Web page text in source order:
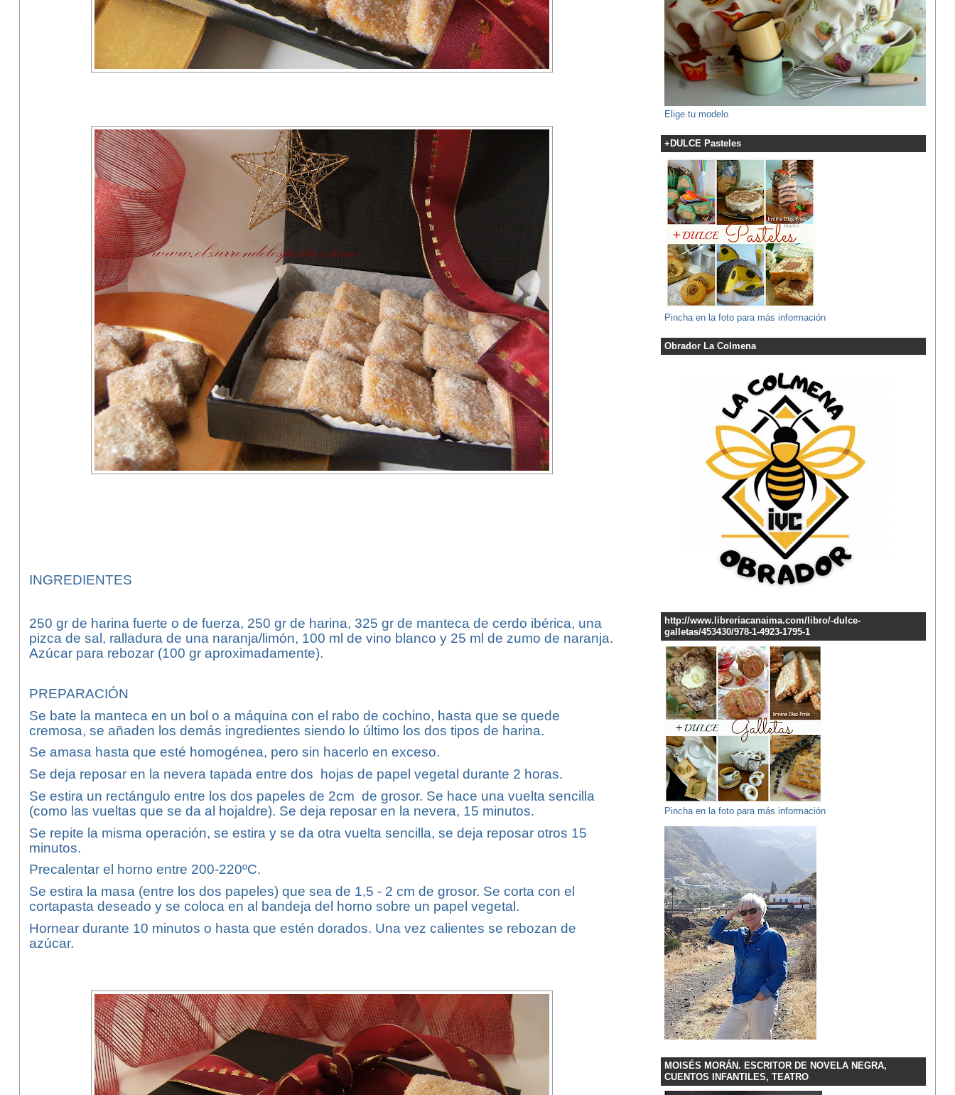
INGREDIENTES
250 gr de harina fuerte o de fuerza, 250 gr de harina, 325 gr de manteca de cerdo ibérica, una
pizca de sal, ralladura de una naranja/limón, 100 ml de vino blanco y 25 ml de zumo de naranja.
Azúcar para rebozar (100 gr aproximadamente).
PREPARACIÓN
Se bate la manteca en un bol o a máquina con el rabo de cochino, hasta que se quede
cremosa, se añaden los demás ingredientes siendo lo último los dos tipos de harina.
Se amasa hasta que esté homogénea, pero sin hacerlo en exceso.
Se deja reposar en la nevera tapada entre dos hojas de papel vegetal durante 2 horas.
Se estira un rectángulo entre los dos papeles de 2cm de grosor. Se hace una vuelta sencilla
(como las vueltas que se da al hojaldre). Se deja reposar en la nevera, 15 minutos.
Se repite la misma operación, se estira y se da otra vuelta sencilla, se deja reposar otros 15
minutos.
Precalentar el horno entre 200-220ºC.
Se estira la masa (entre los dos papeles) que sea de 1,5 - 2 cm de grosor. Se corta con el
cortapasta deseado y se coloca en al bandeja del horno sobre un papel vegetal.
Hornear durante 10 minutos o hasta que estén dorados. Una vez calientes se rebozan de
azúcar.
Elige tu modelo
+DULCE Pasteles
Pincha en la foto para más información
Obrador La Colmena
http://www.libreriacanaima.com/libro/-dulce-
galletas/453430/978-1-4923-1795-1
Pincha en la foto para más información
MOISÉS MORÁN. ESCRITOR DE NOVELA NEGRA,
CUENTOS INFANTILES, TEATRO